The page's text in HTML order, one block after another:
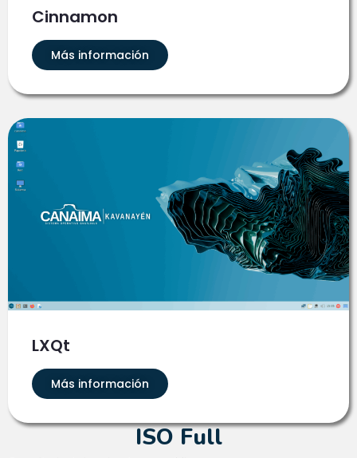
Cinnamon
Más información
LXQt
Más información
ISO Full